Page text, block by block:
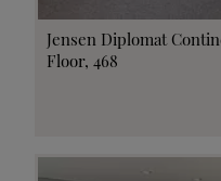
Jensen Diplomat
Floor, 468